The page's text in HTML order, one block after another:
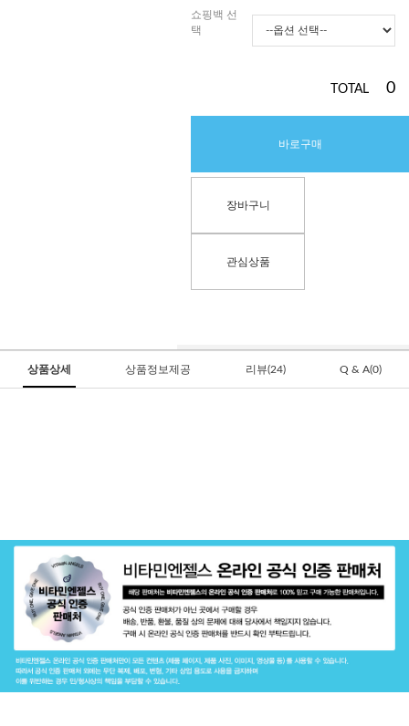
쇼핑백 선
택
TOTAL 0
바로구매
장바구니
관심상품
상품상세 상품정보제공 리뷰(24) Q & A(0)